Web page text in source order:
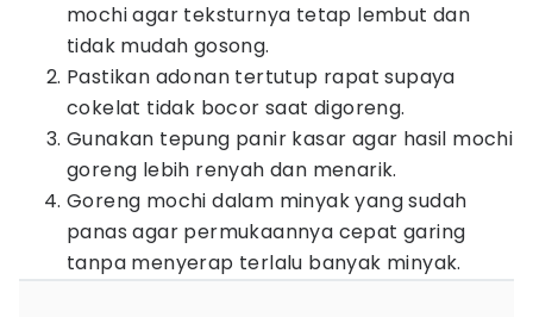
mochi agar teksturnya tetap lembut dan
tidak mudah gosong.
Pastikan adonan tertutup rapat supaya
cokelat tidak bocor saat digoreng.
Gunakan tepung panir kasar agar hasil mochi
goreng lebih renyah dan menarik.
Goreng mochi dalam minyak yang sudah
panas agar permukaannya cepat garing
tanpa menyerap terlalu banyak minyak.